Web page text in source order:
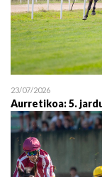
23/07/2026
Aurretikoa: 5.